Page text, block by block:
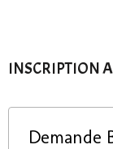
INSCRIPTION
Demande